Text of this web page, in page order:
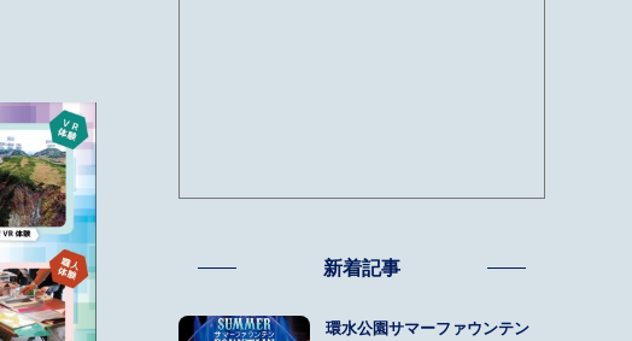
新着記事
環水公園サマーファウンテン